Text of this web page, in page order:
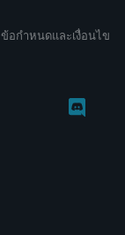
ข้อกำหนดและเงื่อนไข